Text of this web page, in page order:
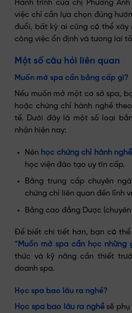
Hành trình của chị Phương
việc chỉ cần lựa chọn đúng
đuổi, bất kỳ ai cũng có thể xây
công việc ổn định và tương lai
Một số câu hỏi liên quan
Muốn mở spa cần bằng cấp gì?
Nếu muốn mở một cơ sở spa,
hoặc chứng chỉ hành nghề
tế. Dưới đây là một số loại
nhận hiện nay:
Nên học chứng chỉ hành
học viện đào tạo uy tín cấp.
Bằng trung cấp chuyên
chứng chỉ liên quan đến lĩnh
Bằng cao đẳng Dược
Để biết chi tiết hơn, bạn có
“Muốn mở spa cần học những
thức và kỹ năng cần thiết
doanh spa.
Học spa bao lâu ra nghề?
Học spa bao lâu ra nghề sẽ